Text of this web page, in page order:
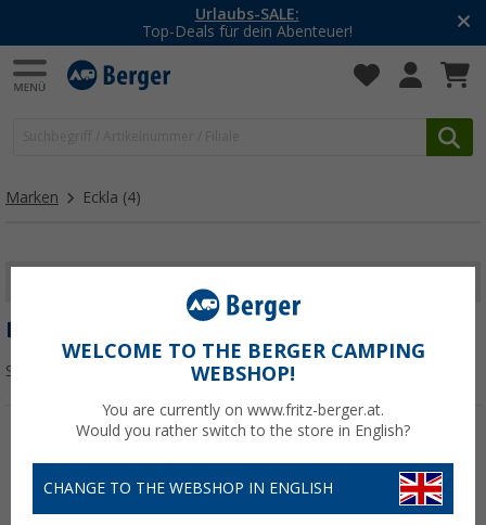
Urlaubs-SALE:
Top-Deals für dein Abenteuer!
Marken Eckla (4)
ECKLA
Sortieren:
WELCOME TO THE BERGER CAMPING
WEBSHOP!
You are currently on www.fritz-berger.at.
Would you rather switch to the store in English?
CHANGE TO THE WEBSHOP IN ENGLISH